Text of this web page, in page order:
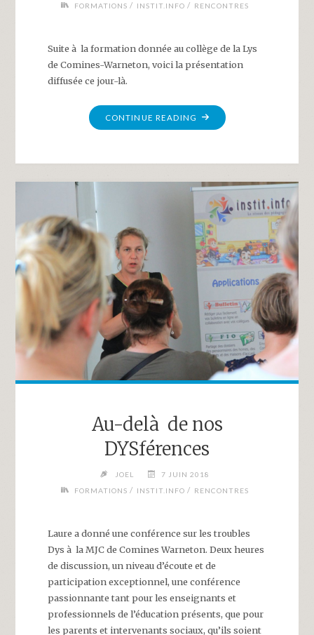
FORMATIONS / INSTIT.INFO / RENCONTRES
Suite à la formation donnée au collège de la Lys
de Comines-Warneton, voici la présentation
diffusée ce jour-là.
CONTINUE READING "CONFÉRENCE:
AU-
DE
NOS
DYSFÉRENCES"
Au-delà de nos
DYSférences
JOEL
7 JUIN 2018
FORMATIONS / INSTIT.INFO / RENCONTRES
Laure a donné une conférence sur les troubles
Dys à la MJC de Comines Warneton. Deux heures
de discussion, un niveau d’écoute et de
participation exceptionnel, une conférence
passionnante tant pour les enseignants et
professionnels de l’éducation présents, que pour
les parents et intervenants sociaux, qu’ils soient